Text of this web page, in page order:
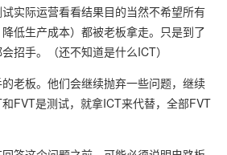
实际运营看看结果目的当然不希望所有
低生产成本）都被老板拿走。只是到了
招手。（还不知道是什么ICT）
老板。他们会继续抛弃一些问题，继续
FVT是测试，就拿ICT来代替，全部FVT